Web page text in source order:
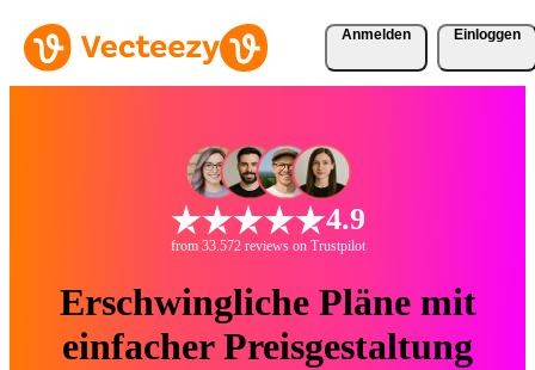
Anmelden Einloggen
4.9
from 33.572 reviews on Trustpilot
Erschwingliche Pläne mit
einfacher Preisgestaltung